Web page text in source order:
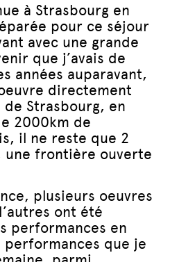
à Strasbourg en
pour ce séjour
avec une grande
que j’avais de
années auparavant,
directement
Strasbourg, en
2000km de
il ne reste que 2
une frontière ouverte
plusieurs oeuvres
ont été
performances en
performances que je